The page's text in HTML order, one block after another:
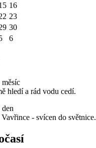
16
23
30
6
měsíc
hledí a rád vodu cedí.
- svícen do světnice.